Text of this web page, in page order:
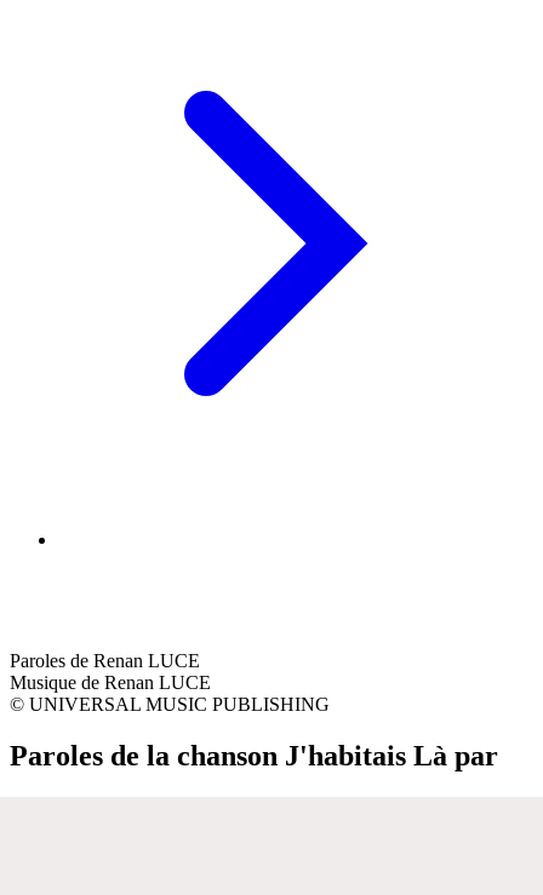
Paroles de Renan LUCE
Musique de Renan LUCE
© UNIVERSAL MUSIC PUBLISHING
Paroles de la chanson J'habitais Là par